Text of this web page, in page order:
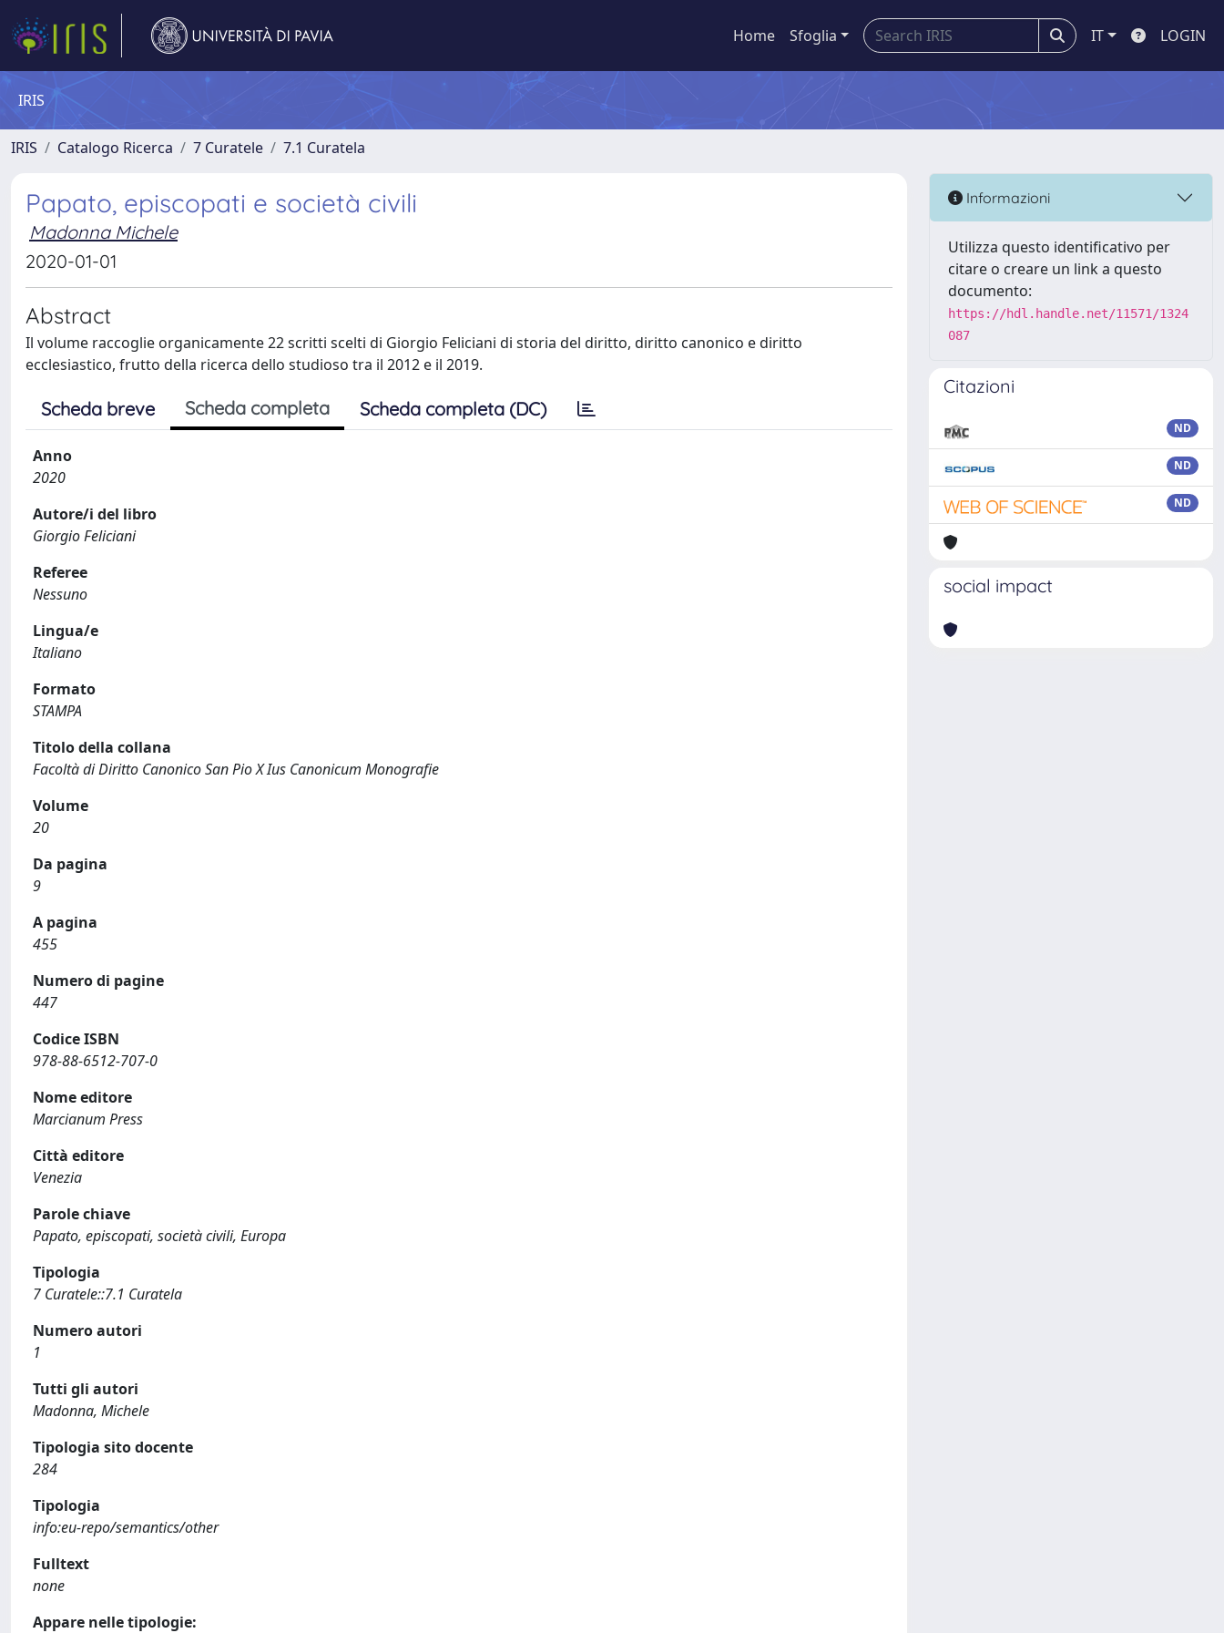
Home Sfoglia IT LOGIN
IRIS
IRIS Catalogo Ricerca 7 Curatele 7.1 Curatela
Papato, episcopati e società civili
Madonna Michele
2020-01-01
Abstract
Il volume raccoglie organicamente 22 scritti scelti di Giorgio Feliciani di storia del diritto, diritto canonico e diritto
ecclesiastico, frutto della ricerca dello studioso tra il 2012 e il 2019.
Scheda breve Scheda completa Scheda completa (DC)
Anno
2020
Autore/i del libro
Giorgio Feliciani
Referee
Nessuno
Lingua/e
Italiano
Formato
STAMPA
Titolo della collana
Facoltà di Diritto Canonico San Pio X Ius Canonicum Monografie
Volume
20
Da pagina
9
A pagina
455
Numero di pagine
447
Codice ISBN
978-88-6512-707-0
Nome editore
Marcianum Press
Città editore
Venezia
Parole chiave
Papato, episcopati, società civili, Europa
Tipologia
7 Curatele::7.1 Curatela
Numero autori
1
Tutti gli autori
Madonna, Michele
Tipologia sito docente
284
Tipologia
info:eu-repo/semantics/other
Fulltext
none
Appare nelle tipologie:
Informazioni
Utilizza questo identificativo per
citare o creare un link a questo
documento:
https://hdl.handle.net/11571/1324
087
Citazioni
ND
ND
ND
social impact